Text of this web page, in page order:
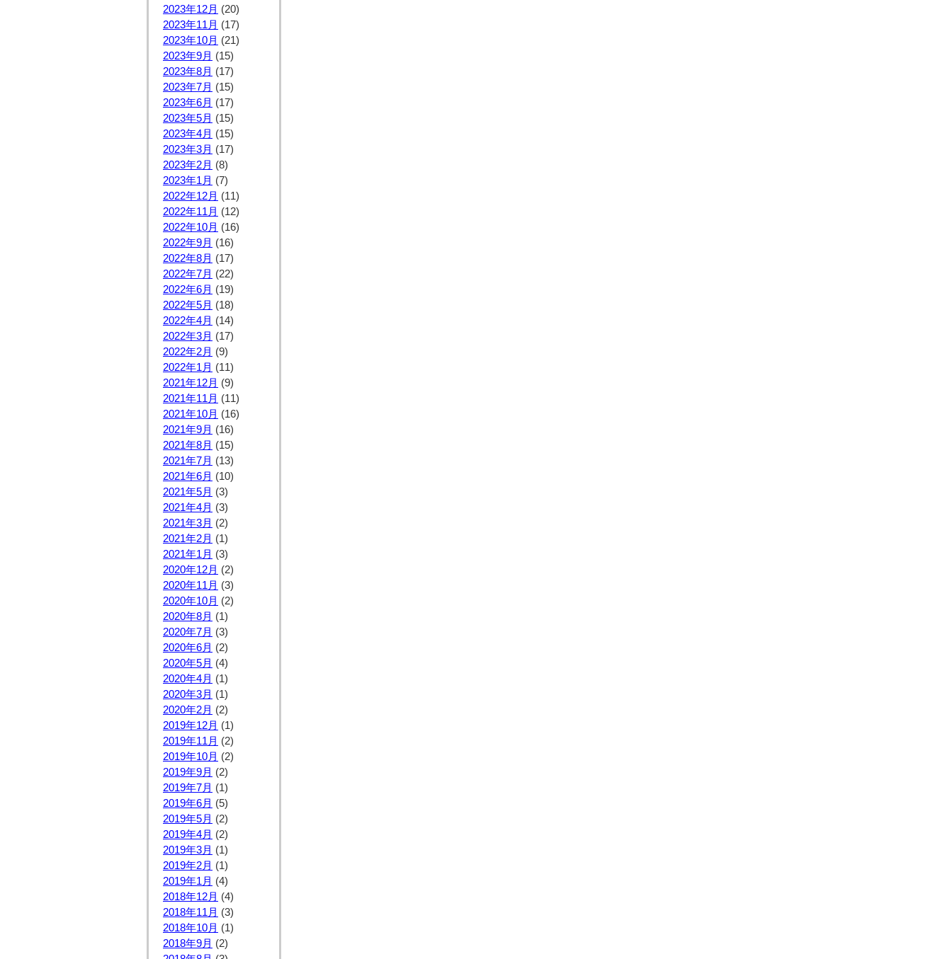
2023年12月 (20)
2023年11月 (17)
2023年10月 (21)
2023年9月 (15)
2023年8月 (17)
2023年7月 (15)
2023年6月 (17)
2023年5月 (15)
2023年4月 (15)
2023年3月 (17)
2023年2月 (8)
2023年1月 (7)
2022年12月 (11)
2022年11月 (12)
2022年10月 (16)
2022年9月 (16)
2022年8月 (17)
2022年7月 (22)
2022年6月 (19)
2022年5月 (18)
2022年4月 (14)
2022年3月 (17)
2022年2月 (9)
2022年1月 (11)
2021年12月 (9)
2021年11月 (11)
2021年10月 (16)
2021年9月 (16)
2021年8月 (15)
2021年7月 (13)
2021年6月 (10)
2021年5月 (3)
2021年4月 (3)
2021年3月 (2)
2021年2月 (1)
2021年1月 (3)
2020年12月 (2)
2020年11月 (3)
2020年10月 (2)
2020年8月 (1)
2020年7月 (3)
2020年6月 (2)
2020年5月 (4)
2020年4月 (1)
2020年3月 (1)
2020年2月 (2)
2019年12月 (1)
2019年11月 (2)
2019年10月 (2)
2019年9月 (2)
2019年7月 (1)
2019年6月 (5)
2019年5月 (2)
2019年4月 (2)
2019年3月 (1)
2019年2月 (1)
2019年1月 (4)
2018年12月 (4)
2018年11月 (3)
2018年10月 (1)
2018年9月 (2)